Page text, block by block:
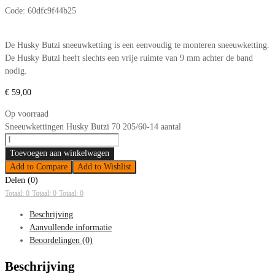
Code: 60dfc9f44b25
De Husky Butzi sneeuwketting is een eenvoudig te monteren sneeuwketting.
De Husky Butzi heeft slechts een vrije ruimte van 9 mm achter de band
nodig.
€ 59,00
Op voorraad
Sneeuwkettingen Husky Butzi 70 205/60-14 aantal
Toevoegen aan winkelwagen
Add to Compare
Add to Wishlist
Delen (0)
Totaal: 0 Totaal: 0 Totaal: 0
Beschrijving
Aanvullende informatie
Beoordelingen (0)
Beschrijving